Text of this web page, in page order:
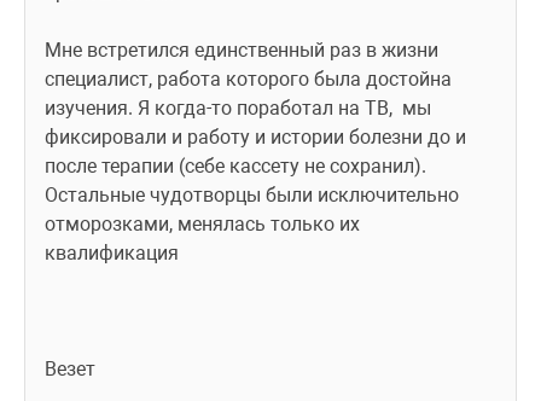
Мне встретился единственный раз в жизни
специалист, работа которого была достойна
изучения. Я когда-то поработал на ТВ,  мы
фиксировали и работу и истории болезни до и
после терапии (себе кассету не сохранил).
Остальные чудотворцы были исключительно
отморозками, менялась только их
квалификация
Везет